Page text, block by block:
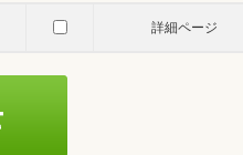
詳細ページ